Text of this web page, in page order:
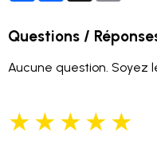
Questions /
Aucune question. Soyez
★★★★★